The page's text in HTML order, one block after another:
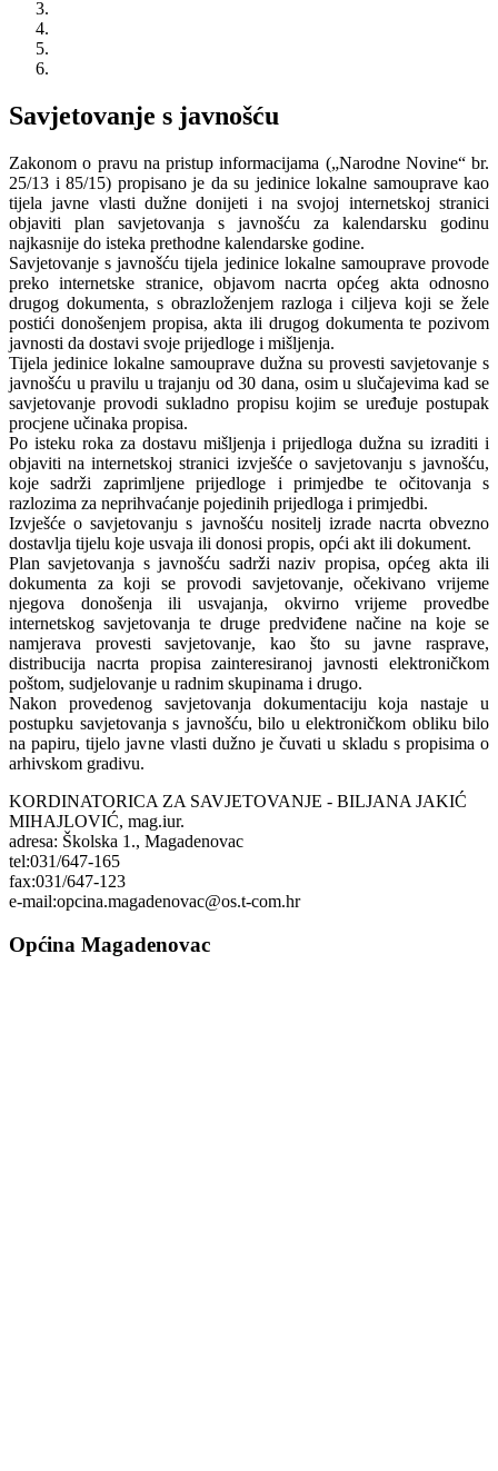
Savjetovanje s javnošću
Zakonom o pravu na pristup informacijama („Narodne Novine“ br.
25/13 i 85/15) propisano je da su jedinice lokalne samouprave kao
tijela javne vlasti dužne donijeti i na svojoj internetskoj stranici
objaviti plan savjetovanja s javnošću za kalendarsku godinu
najkasnije do isteka prethodne kalendarske godine.
Savjetovanje s javnošću tijela jedinice lokalne samouprave provode
preko internetske stranice, objavom nacrta općeg akta odnosno
drugog dokumenta, s obrazloženjem razloga i ciljeva koji se žele
postići donošenjem propisa, akta ili drugog dokumenta te pozivom
javnosti da dostavi svoje prijedloge i mišljenja.
Tijela jedinice lokalne samouprave dužna su provesti savjetovanje s
javnošću u pravilu u trajanju od 30 dana, osim u slučajevima kad se
savjetovanje provodi sukladno propisu kojim se uređuje postupak
procjene učinaka propisa.
Po isteku roka za dostavu mišljenja i prijedloga dužna su izraditi i
objaviti na internetskoj stranici izvješće o savjetovanju s javnošću,
koje sadrži zaprimljene prijedloge i primjedbe te očitovanja s
razlozima za neprihvaćanje pojedinih prijedloga i primjedbi.
Izvješće o savjetovanju s javnošću nositelj izrade nacrta obvezno
dostavlja tijelu koje usvaja ili donosi propis, opći akt ili dokument.
Plan savjetovanja s javnošću sadrži naziv propisa, općeg akta ili
dokumenta za koji se provodi savjetovanje, očekivano vrijeme
njegova donošenja ili usvajanja, okvirno vrijeme provedbe
internetskog savjetovanja te druge predviđene načine na koje se
namjerava provesti savjetovanje, kao što su javne rasprave,
distribucija nacrta propisa zainteresiranoj javnosti elektroničkom
poštom, sudjelovanje u radnim skupinama i drugo.
Nakon provedenog savjetovanja dokumentaciju koja nastaje u
postupku savjetovanja s javnošću, bilo u elektroničkom obliku bilo
na papiru, tijelo javne vlasti dužno je čuvati u skladu s propisima o
arhivskom gradivu.
KORDINATORICA ZA SAVJETOVANJE - BILJANA JAKIĆ
MIHAJLOVIĆ, mag.iur.
adresa: Školska 1., Magadenovac
tel:031/647-165
fax:031/647-123
e-mail:opcina.magadenovac@os.t-com.hr
Općina Magadenovac